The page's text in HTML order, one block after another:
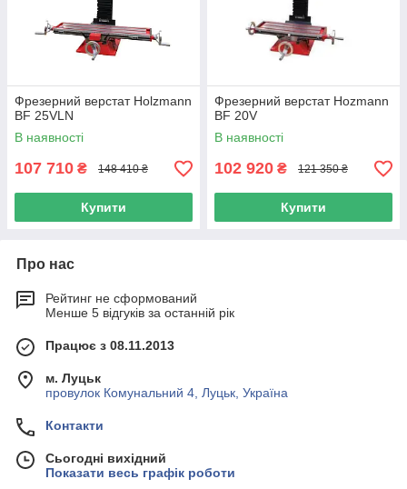
Фрезерний верстат Holzmann
BF 25VLN
В наявності
107 710 ₴ 148 410 ₴
Купити
Фрезерний верстат Hozmann
BF 20V
В наявності
102 920 ₴ 121 350 ₴
Купити
Про нас
Рейтинг не сформований
Менше 5 відгуків за останній рік
Працює з 08.11.2013
м. Луцьк
провулок Комунальний 4, Луцьк, Україна
Контакти
Сьогодні вихідний
Показати весь графік роботи